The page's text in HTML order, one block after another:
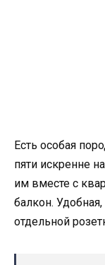
Есть особая
пяти искренне
им вместе с
балкон.
отдельной